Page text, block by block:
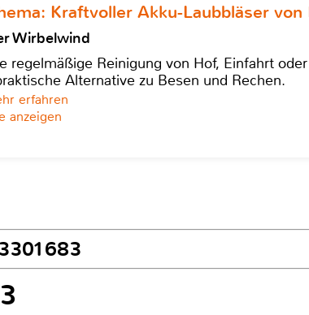
Kraftvoller Akku-Laubbläser
Wirbelwind
regelmäßige Reinigung von Hof, Einfahrt
Alternative zu Besen und Rechen.
erfahren
anzeigen